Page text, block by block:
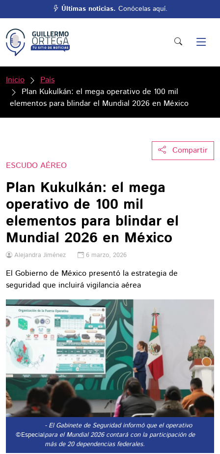
Últimas noticias. Conócelas aquí.
Inicio
País
Plan Kukulkán: el mega operativo de 100 mil
elementos para blindar el Mundial 2026 en México
Compartir
ESCUDO AÉREO
Plan Kukulkán: el mega
operativo de 100 mil
elementos para blindar el
Mundial 2026 en México
Alejandra Jiménez 6 marzo, 2026
El Gobierno de México presentó la estrategia de
seguridad que incluirá vigilancia aérea
©Especial
- El Gabinete de Seguridad informó que el operativo
para el Mundial 2026 contará con la participación de
más de 20 dependencias federales.